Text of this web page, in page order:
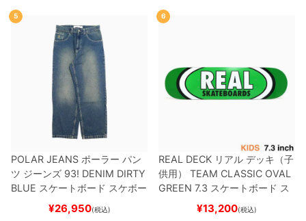
ー
5
POLAR JEANS ポーラー パン
ツ ジーンズ 93! DENIM DIRTY
BLUE スケートボード スケボー
¥26,950(税込)
6
REAL DECK リアル デッキ（子
供用）
TEAM CLASSIC OVAL
GREEN 7.3 スケートボード ス
¥13,200(税込)